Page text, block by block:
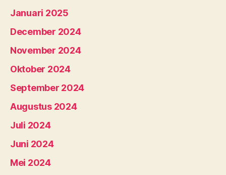
Januari 2025
December 2024
November 2024
Oktober 2024
September 2024
Augustus 2024
Juli 2024
Juni 2024
Mei 2024